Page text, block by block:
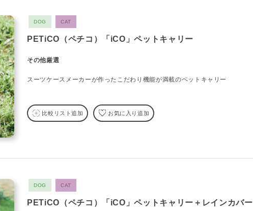
DOG CAT
PETiCO（ペチコ）「iCO」ペットキャリー
その他厳選
スーツケースメーカーが作ったこだわり機能が満載のペットキャリー
比較リスト追加 お気に入り追加
DOG CAT
PETiCO（ペチコ）「iCO」ペットキャリー＋レインカバー